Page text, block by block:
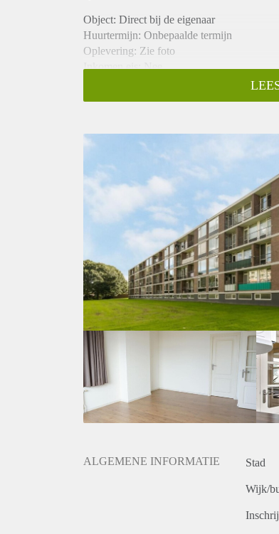
Object: Direct bij de eigenaar
Huurtermijn: Onbepaalde termijn
Oplevering: Zie foto
Inkomen eis: Nee
Borg: 1 Maand
Huisdieren toegestaan: Afhankelijk van de
Huurtoeslag grens: Ja
Geschikt voor studenten: Afhankelijk van
ALGEMENE INFORMATIE Stad
Wijk/